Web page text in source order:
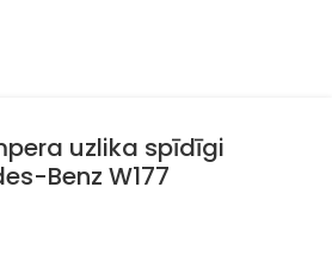
uzlika spīdīgi
Benz W177